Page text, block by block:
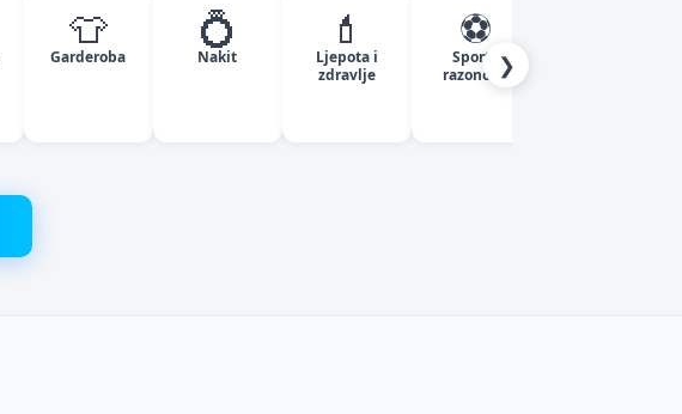
👕
Garderoba
💍
Nakit
💄
Ljepota i
zdravlje
⚽
Sport i
razonoda❯